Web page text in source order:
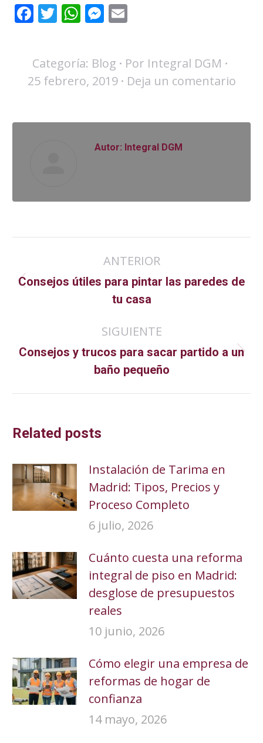
Facebook
Twitter
WhatsApp
Messenger
Categoría: Blog Por Integral DGM
25 febrero, 2019
Deja un comentario
Autor: Integral DGM
entre
publicaciones
ANTERIOR
Publicación
anterior:
Consejos útiles para pintar las paredes de
tu casa
SIGUIENTE
Publicación
siguiente:
Consejos y trucos para sacar partido a un
baño pequeño
Related posts
Instalación de Tarima en
Madrid: Tipos, Precios y
Proceso Completo
6 julio, 2026
Cuánto cuesta una reforma
integral de piso en Madrid:
desglose de presupuestos
reales
10 junio, 2026
Cómo elegir una empresa de
reformas de hogar de
confianza
14 mayo, 2026